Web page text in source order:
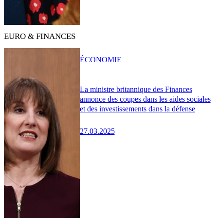
EURO & FINANCES
La ministre britannique des Finances
annonce des coupes dans les aides sociales
et des investissements dans la défense
27.03.2025
ÉCONOMIE